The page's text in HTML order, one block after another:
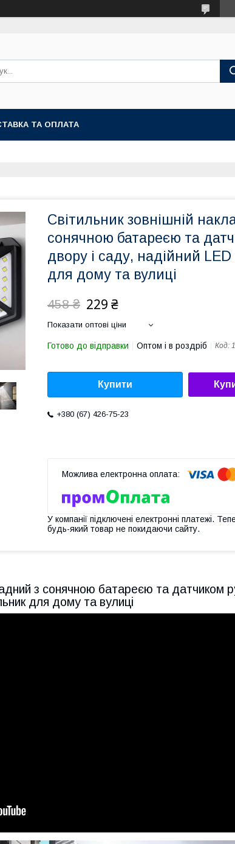
ТА ОПЛАТА
Світильник зовнішній
сонячною батареєю та
двору і саду, надійний LED
для дому та вулиці
458 ₴ 229 ₴
Показати оптові ціни
Готово до відправки Оптом і в роздріб Код:
Купити
+380 (67) 426-75-23
У компанії підключені електронні платежі.
будь-який товар не покидаючи сайту.
з сонячною батареєю та датчиком
для дому та вулиці